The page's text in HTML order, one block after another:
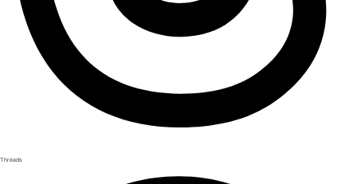
Threads